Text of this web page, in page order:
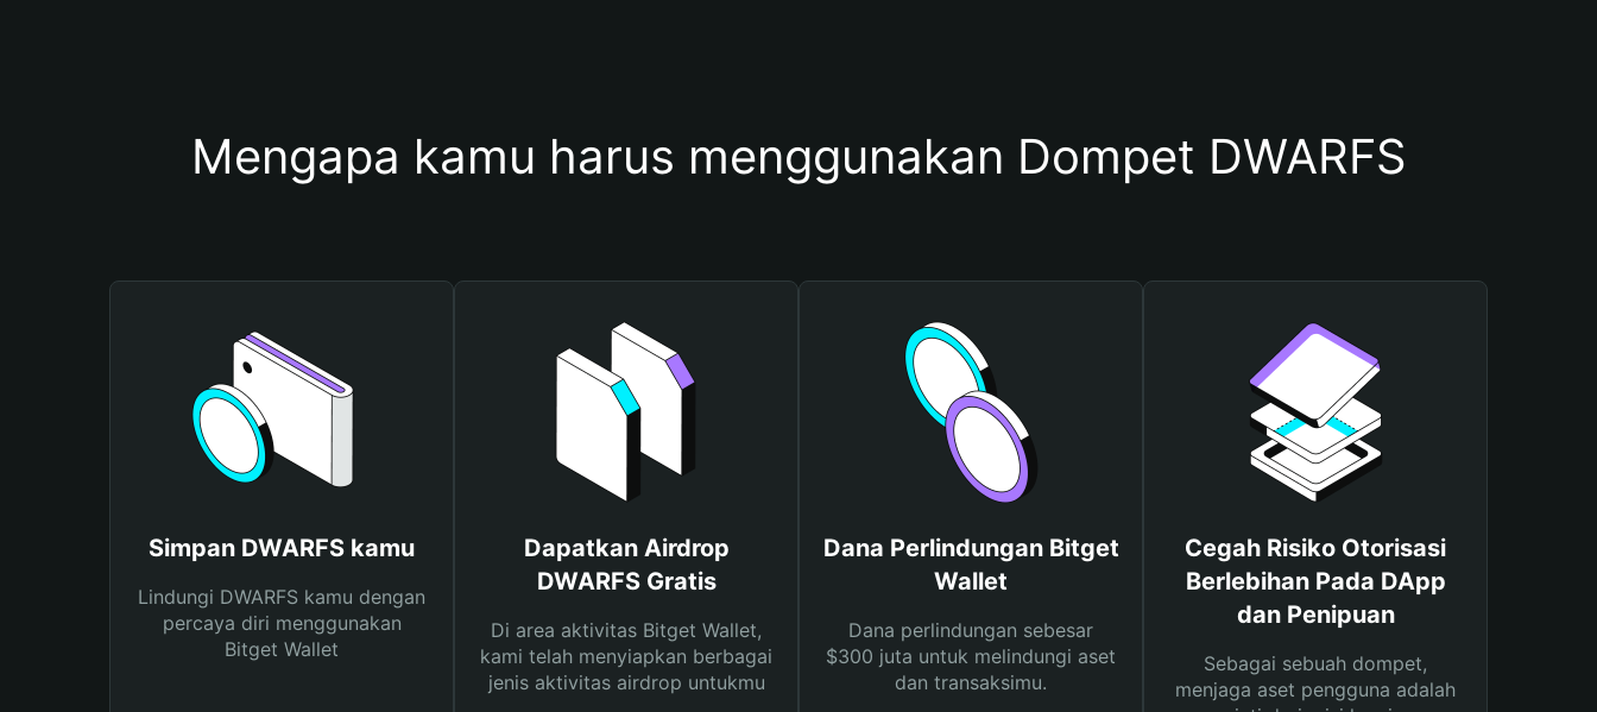
Mengapa kamu harus menggunakan Dompet DWARFS
Simpan DWARFS kamu
Lindungi DWARFS kamu dengan
percaya diri menggunakan
Bitget Wallet
Dapatkan Airdrop
DWARFS Gratis
Di area aktivitas Bitget Wallet,
kami telah menyiapkan berbagai
jenis aktivitas airdrop untukmu
Dana Perlindungan Bitget
Wallet
Dana perlindungan sebesar
$300 juta untuk melindungi aset
dan transaksimu.
Cegah Risiko Otorisasi
Berlebihan Pada DApp
dan Penipuan
Sebagai sebuah dompet,
menjaga aset pengguna adalah